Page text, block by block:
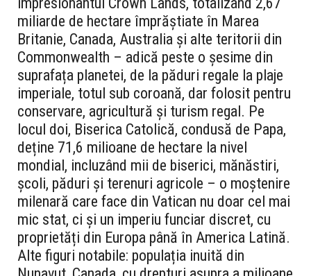
miliarde de hectare împrăștiate în Marea
Britanie, Canada, Australia și alte teritorii din
Commonwealth – adică peste o șesime din
suprafața planetei, de la păduri regale la plaje
imperiale, totul sub coroană, dar folosit pentru
conservare, agricultură și turism regal. Pe
locul doi, Biserica Catolică, condusă de Papa,
deține 71,6 milioane de hectare la nivel
mondial, incluzând mii de biserici, mănăstiri,
școli, păduri și terenuri agricole – o moștenire
milenară care face din Vatican nu doar cel mai
mic stat, ci și un imperiu funciar discret, cu
proprietăți din Europa până în America Latină.
Alte figuri notabile: populația inuită din